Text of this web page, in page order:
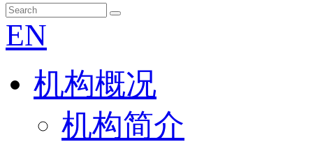
EN
机构概况
机构简介